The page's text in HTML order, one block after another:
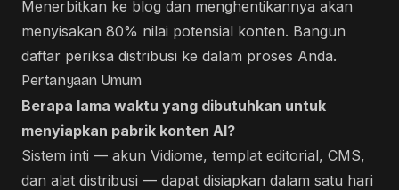
Menerbitkan ke blog dan menghentikannya akan
menyisakan 80% nilai potensial konten. Bangun
daftar periksa distribusi ke dalam proses Anda.
Pertanyaan Umum
Berapa lama waktu yang dibutuhkan untuk
menyiapkan pabrik konten AI?
Sistem inti — akun Vidiome, templat editorial, CMS,
dan alat distribusi — dapat disiapkan dalam satu hari